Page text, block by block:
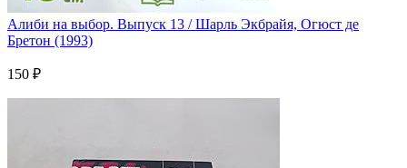
Алиби на выбор. Выпуск 13 / Шарль Экбрайя, Огюст де
Бретон (1993)
150 ₽